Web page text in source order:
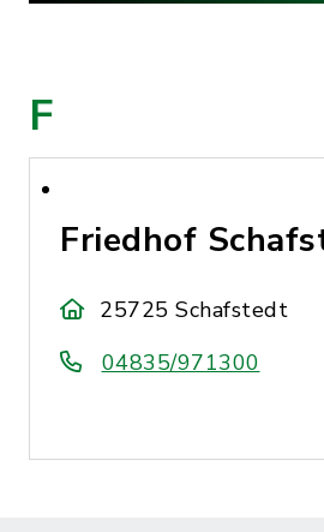
F
Friedhof
25725 Schafstedt
04835/971300